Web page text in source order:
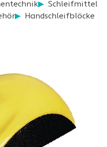
Schleifmittel
Handschleifblöcke